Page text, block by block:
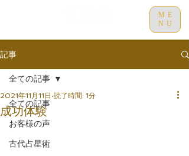
ME
NU
記事
全ての記事
お客様の声
古代占星術
全ての記事
成功体験
2021年11月11日 読了時間: 1分